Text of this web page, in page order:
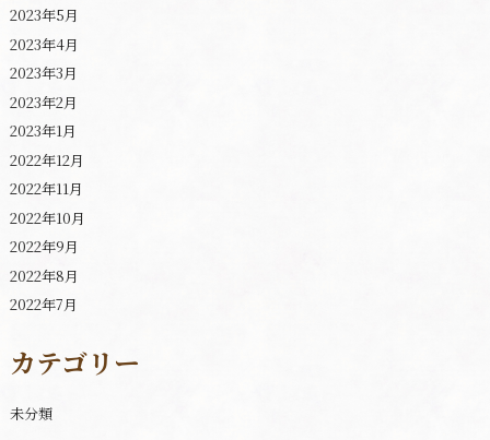
2023年5月
2023年4月
2023年3月
2023年2月
2023年1月
2022年12月
2022年11月
2022年10月
2022年9月
2022年8月
2022年7月
カテゴリー
未分類